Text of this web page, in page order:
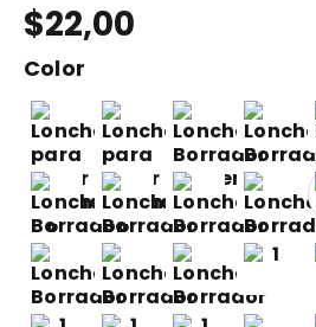
$22,00
Color